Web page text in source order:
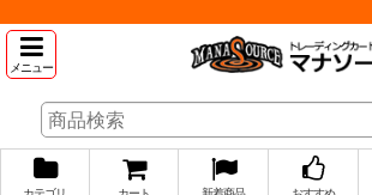
メニュー